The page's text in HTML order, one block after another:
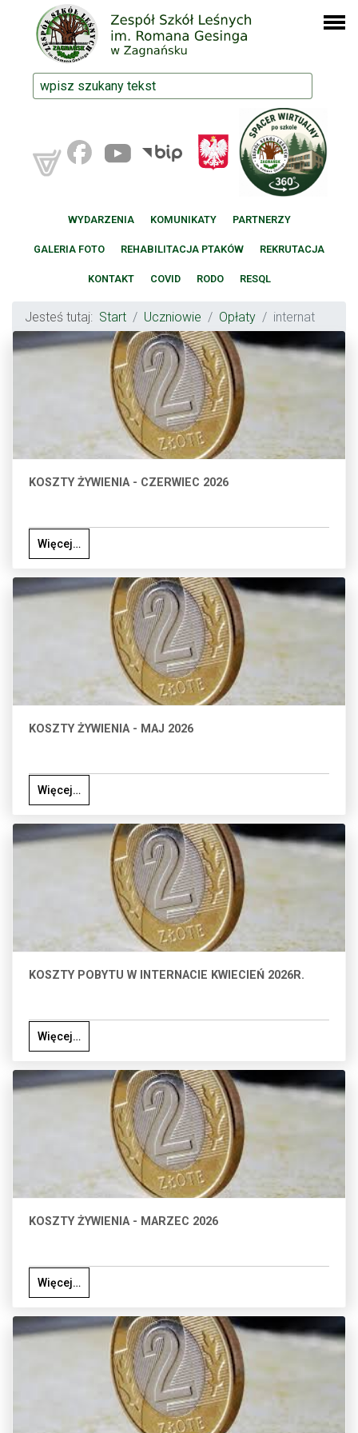
WYDARZENIA KOMUNIKATY PARTNERZY
GALERIA FOTO REHABILITACJA PTAKÓW REKRUTACJA
KONTAKT COVID RODO RESQL
Jesteś tutaj: Start Uczniowie Opłaty internat
KOSZTY ŻYWIENIA - CZERWIEC 2026
Więcej…
KOSZTY ŻYWIENIA - MAJ 2026
Więcej…
KOSZTY POBYTU W INTERNACIE KWIECIEŃ 2026R.
Więcej…
KOSZTY ŻYWIENIA - MARZEC 2026
Więcej…